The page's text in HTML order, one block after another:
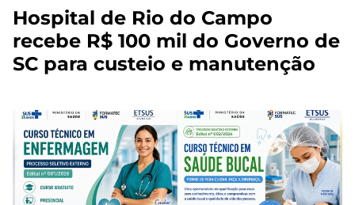
Hospital de Rio do Campo
recebe R$ 100 mil do Governo de
SC para custeio e manutenção